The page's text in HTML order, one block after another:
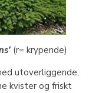
(r= krypende)
utoverliggende,
kvister og friskt